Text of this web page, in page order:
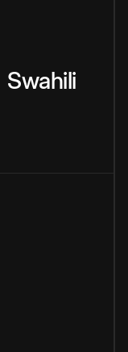
Swahili